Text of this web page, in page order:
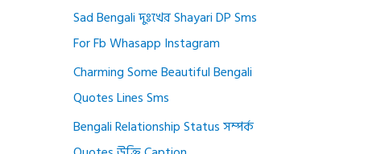
Sad Bengali দুঃখের Shayari DP Sms
For Fb Whasapp Instagram
Charming Some Beautiful Bengali
Quotes Lines Sms
Bengali Relationship Status সম্পর্ক